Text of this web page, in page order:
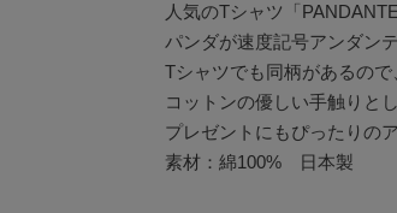
人気のTシャツ「
パンダが速度記号アンダン
Tシャツでも同柄があるの
コットンの優しい手触りと
プレゼントにもぴったりの
素材：綿100%　日本製